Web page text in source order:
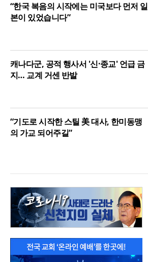
“한국 복음의 시작에는 미국보다 먼저 일
본이 있었습니다”
캐나다군, 공적 행사서 '신·종교' 언급 금
지… 교계 거센 반발
“기도로 시작한 스틸 美 대사, 한미동맹
의 가교 되어주길”